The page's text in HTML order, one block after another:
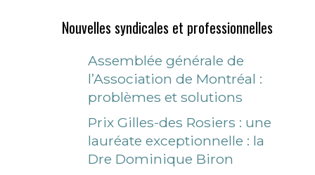
Nouvelles syndicales et professionnelles
Assemblée générale de
l’Association de Montréal :
problèmes et solutions
Prix Gilles-des Rosiers : une
lauréate exceptionnelle : la
Dre Dominique Biron